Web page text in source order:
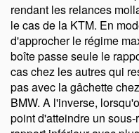
rendant les relances
le cas de la KTM. En
d'approcher le régime
boîte passe seule le
cas chez les autres qui
pas avec la gâchette
BMW. A l'inverse,
point d'atteindre un